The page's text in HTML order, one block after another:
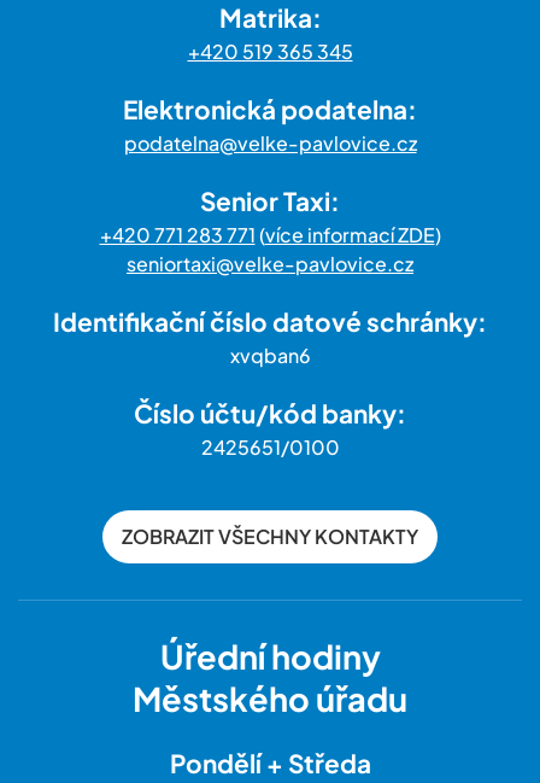
Matrika:
+420 519 365 345
Elektronická podatelna:
podatelna@velke-pavlovice.cz
Senior Taxi:
+420 771 283 771(více informací ZDE)
seniortaxi@velke-pavlovice.cz
Identifikační číslo datové schránky:
xvqban6
Číslo účtu/kód banky:
2425651/0100
ZOBRAZIT VŠECHNY KONTAKTY
Úřední hodiny
Městského úřadu
Pondělí + Středa